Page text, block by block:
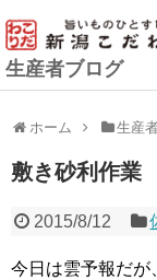
生産者ブログ
ホーム 生産
敷き砂利作業
2015/8/12
今日は雲予報だが